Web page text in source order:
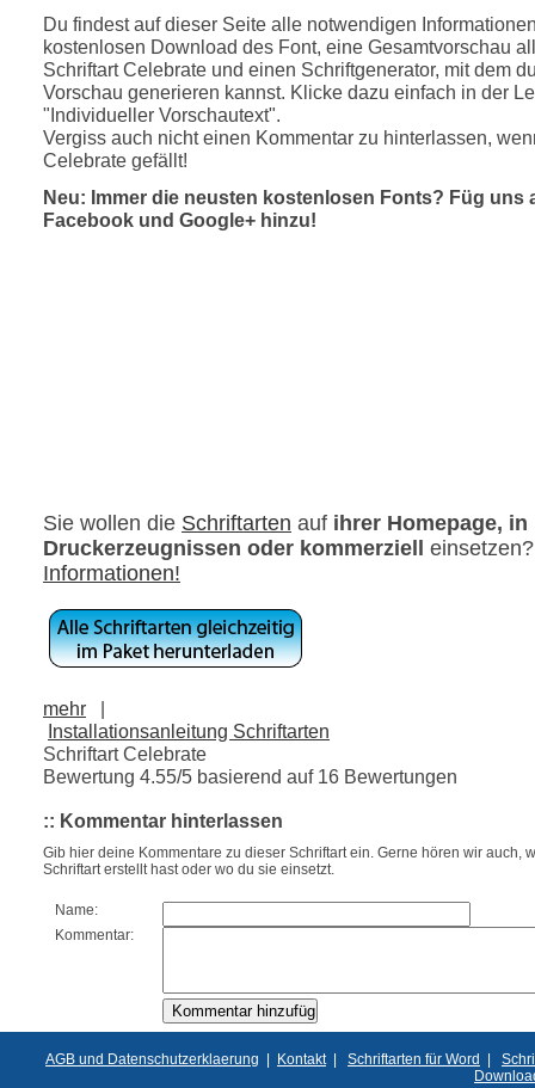
Du findest auf dieser Seite alle notwendigen
kostenlosen Download des Font, eine Gesamtvorschau
Schriftart Celebrate und einen Schriftgenerator, mit dem
Vorschau generieren kannst. Klicke dazu einfach in der
"Individueller Vorschautext".
Vergiss auch nicht einen Kommentar zu hinterlassen,
Celebrate gefällt!
Neu: Immer die neusten kostenlosen Fonts? Füg uns
Facebook und Google+ hinzu!
Sie wollen die Schriftarten auf ihrer Homepage, in
Druckerzeugnissen oder kommerziell
Informationen!
mehr
|
Installationsanleitung Schriftarten
Schriftart Celebrate
Bewertung 4.55/5 basierend auf 16 Bewertungen
:: Kommentar hinterlassen
Gib hier deine Kommentare zu dieser Schriftart ein. Gerne hören wir auch,
Schriftart erstellt hast oder wo du sie einsetzt.
Name:
Kommentar:
AGB und Datenschutzerklaerung | Kontakt| Schriftarten für Word |